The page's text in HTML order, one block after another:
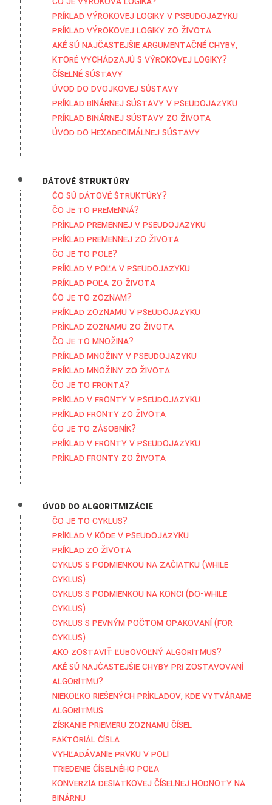
Príklad výrokovej logiky v pseudojazyku
Príklad výrokovej logiky zo života
Aké sú najčastejšie argumentačné chyby,
ktoré vychádzajú s výrokovej logiky?
Číselné sústavy
Úvod do dvojkovej sústavy
Príklad binárnej sústavy v pseudojazyku
Príklad binárnej sústavy zo života
Úvod do hexadecimálnej sústavy
Dátové štruktúry
Čo sú dátové štruktúry?
Čo je to premenná?
Príklad premennej v pseudojazyku
Príklad premennej zo života
Čo je to pole?
Príklad v poľa v pseudojazyku
Príklad poľa zo života
Čo je to zoznam?
Príklad zoznamu v pseudojazyku
Príklad zoznamu zo života
Čo je to množina?
Príklad množiny v pseudojazyku
Príklad množiny zo života
Čo je to fronta?
Príklad v fronty v pseudojazyku
Príklad fronty zo života
Čo je to zásobník?
Príklad v fronty v pseudojazyku
Príklad fronty zo života
Úvod do algoritmizácie
Čo je to cyklus?
Príklad v kóde v pseudojazyku
Príklad zo života
Cyklus s podmienkou na začiatku (while
cyklus)
Cyklus s podmienkou na konci (do-while
cyklus)
Cyklus s pevným počtom opakovaní (for
cyklus)
Ako zostaviť ľubovoľný algoritmus?
Aké sú najčastejšie chyby pri zostavovaní
algoritmu?
Niekoľko riešených príkladov, kde vytvárame
algoritmus
Získanie priemeru zoznamu čísel
Faktoriál čísla
Vyhľadávanie prvku v poli
Triedenie číselného poľa
Konverzia desiatkovej číselnej hodnoty na
binárnu